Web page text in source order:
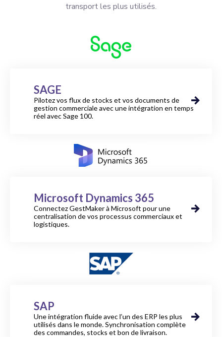
transport les plus utilisés.
SAGE
Pilotez vos flux de stocks et vos documents de
gestion commerciale avec une intégration en temps
réel avec Sage 100.
Microsoft Dynamics 365
Connectez GestMaker à Microsoft pour une
centralisation de vos processus commerciaux et
logistiques.
SAP
Une intégration fluide avec l’un des ERP les plus
utilisés dans le monde. Synchronisation complète
des commandes, stocks et bon de livraison.